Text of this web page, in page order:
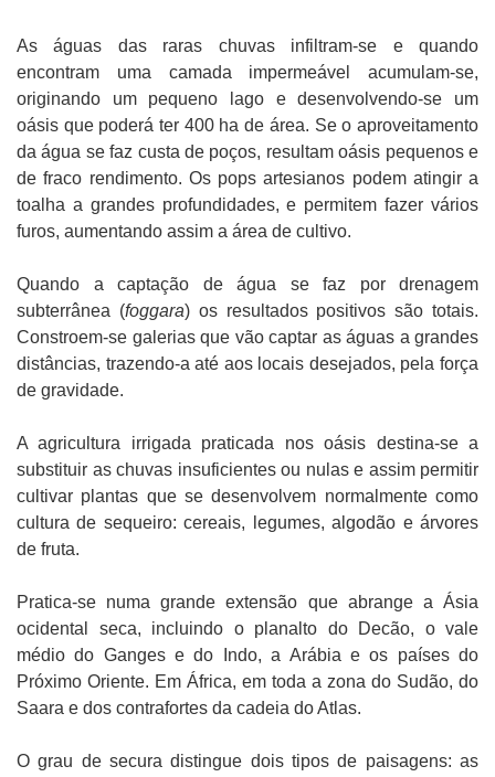
As águas das raras chuvas infiltram-se e quando
encontram uma camada impermeável acumulam-se,
originando um pequeno lago e desenvolvendo-se um
oásis que poderá ter 400 ha de área. Se o aproveitamento
da água se faz custa de poços, resultam oásis pequenos e
de fraco rendimento. Os pops artesianos podem atingir a
toalha a grandes profundidades, e permitem fazer vários
furos, aumentando assim a área de cultivo.
Quando a captação de água se faz por drenagem
subterrânea (foggara) os resultados positivos são totais.
Constroem-se galerias que vão captar as águas a grandes
distâncias, trazendo-a até aos locais desejados, pela força
de gravidade.
A agricultura irrigada praticada nos oásis destina-se a
substituir as chuvas insuficientes ou nulas e assim permitir
cultivar plantas que se desenvolvem normalmente como
cultura de sequeiro: cereais, legumes, algodão e árvores
de fruta.
Pratica-se numa grande extensão que abrange a Ásia
ocidental seca, incluindo o planalto do Decão, o vale
médio do Ganges e do Indo, a Arábia e os países do
Próximo Oriente. Em África, em toda a zona do Sudão, do
Saara e dos contrafortes da cadeia do Atlas.
O grau de secura distingue dois tipos de paisagens: as